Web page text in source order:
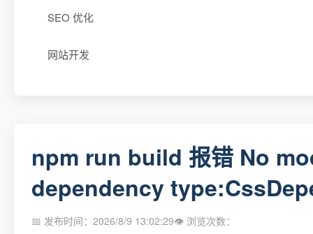
SEO 优化
网站开发
npm run build 报错 No
dependency
📅 发布时间：2026/8/9 13:02:29👁 浏览次数：